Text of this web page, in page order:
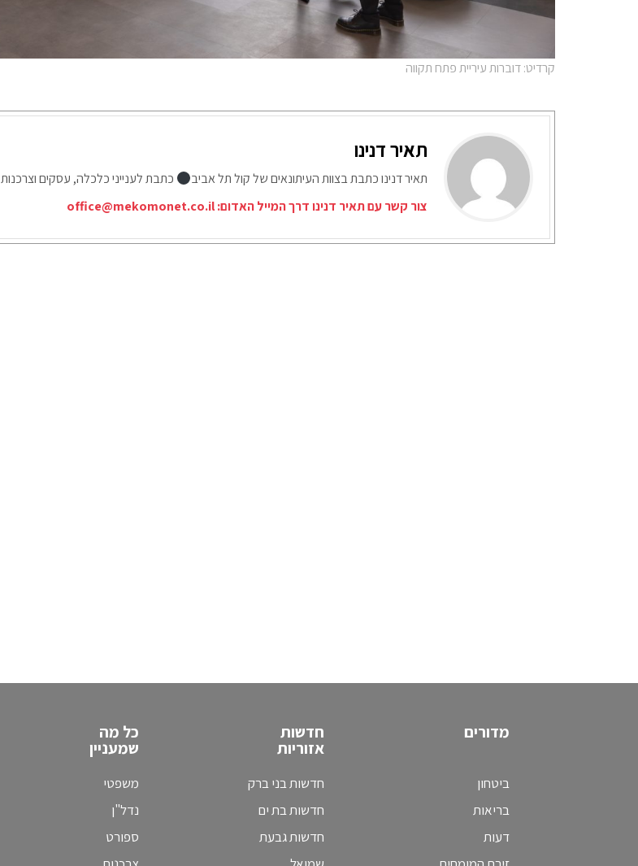
קרדיט: דוברות עיריית פתח תקווה
תאיר דנינו
תאיר דנינו כתבת בצוות העיתונאים של קול תל אביב
כתבת לענייני כלכלה, עסקים וצרכנות
צור קשר עם תאיר דנינו דרך המייל האדום:office@mekomonet.co.il
מדורים
ביטחון
בריאות
דעות
חדשות
אזוריות
חדשות בני ברק
חדשות בת ים
חדשות גבעת
כל מה
שמעניין
משפטי
נדל"ן
ספורט